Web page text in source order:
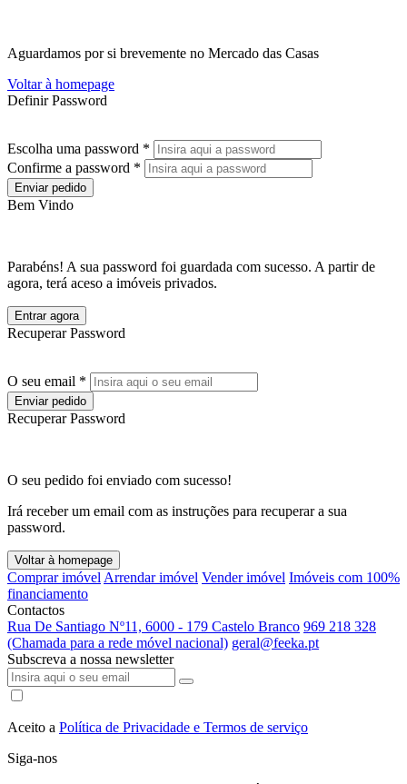
Aguardamos por si brevemente no Mercado das Casas
Voltar à homepage
Definir Password
Escolha uma password *
Confirme a password *
Enviar pedido
Bem Vindo
Parabéns! A sua password foi guardada com sucesso. A partir de
agora, terá aceso a imóveis privados.
Entrar agora
Recuperar Password
O seu email *
Enviar pedido
Recuperar Password
O seu pedido foi enviado com sucesso!
Irá receber um email com as instruções para recuperar a sua
password.
Voltar à homepage
Comprar imóvel Arrendar imóvel Vender imóvel Imóveis com 100%
financiamento
Contactos
Rua De Santiago Nº11, 6000 - 179 Castelo Branco 969 218 328
(Chamada para a rede móvel nacional) geral@feeka.pt
Subscreva a nossa newsletter
Aceito a Política de Privacidade e Termos de serviço
Siga-nos